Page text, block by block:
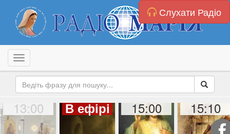
Слухати Радіо
Toggle navigation
13:00 В ефірі 15:00 15:10